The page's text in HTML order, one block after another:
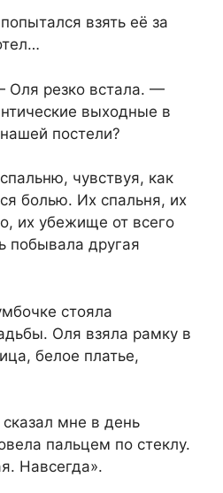
взять её за
Оля резко встала. —
выходные в
постели?
чувствуя, как
болью. Их спальня, их
их убежище от всего
побывала другая
стояла
Оля взяла рамку в
белое платье,
мне в день
пальцем по стеклу.
Навсегда».